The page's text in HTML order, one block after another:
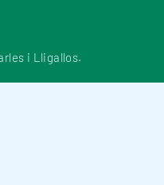
i Lligallos.